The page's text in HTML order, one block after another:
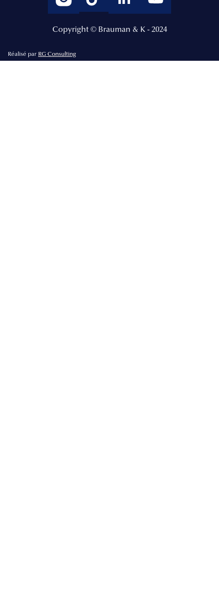
Copyright © Brauman & K - 2024
Réalisé par RG Consulting